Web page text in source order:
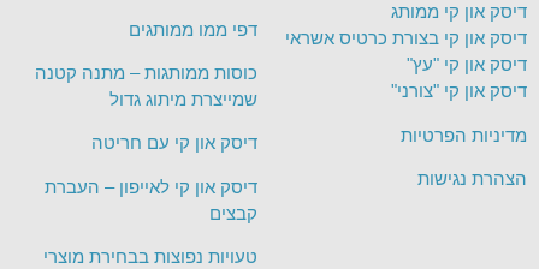
דפי ממו ממותגים
כוסות ממותגות – מתנה קטנה
שמייצרת מיתוג גדול
דיסק און קי עם חריטה
דיסק און קי לאייפון – העברת
קבצים
טעויות נפוצות בבחירת מוצרי
דיסק און קי ממותג
דיסק און קי בצורת כרטיס אשראי
דיסק און קי "עץ"
דיסק און קי "צורני"
מדיניות הפרטיות
הצהרת נגישות